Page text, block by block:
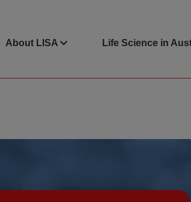
About LISA Life Science in